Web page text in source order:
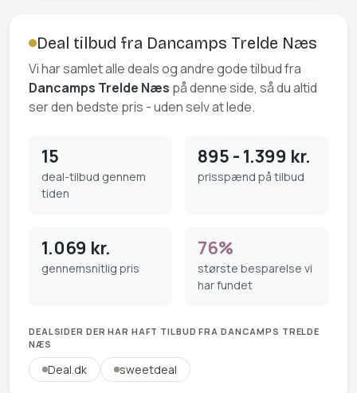
Deal tilbud fra Dancamps Trelde Næs
Vi har samlet alle deals og andre gode tilbud fra
Dancamps Trelde Næs på denne side, så du altid
ser den bedste pris - uden selv at lede.
15
deal-tilbud gennem
tiden
895 - 1.399 kr.
prisspænd på tilbud
1.069 kr.
gennemsnitlig pris
76%
største besparelse vi
har fundet
DEALSIDER DER HAR HAFT TILBUD FRA DANCAMPS TRELDE
NÆS
Deal.dk sweetdeal